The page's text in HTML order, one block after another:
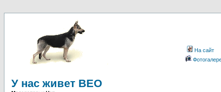
На сайт
У нас живет ВЕО